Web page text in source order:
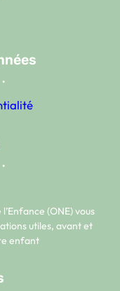
(ONE) vous
utiles, avant et
enfant